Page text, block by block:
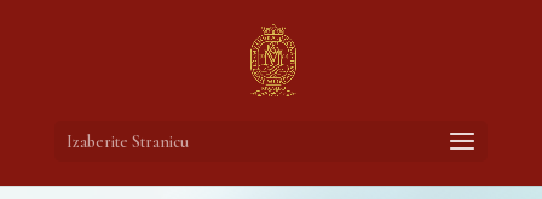
Izaberite Stranicu